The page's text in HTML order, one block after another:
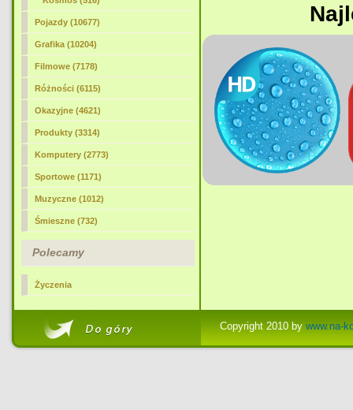
Pojazdy (10677)
Grafika (10204)
Filmowe (7178)
Różności (6115)
Okazyjne (4621)
Produkty (3314)
Komputery (2773)
Sportowe (1171)
Muzyczne (1012)
Śmieszne (732)
Polecamy
Życzenia
Copyright 2010 by www.na-